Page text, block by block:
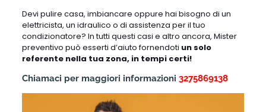
Devi pulire casa, imbiancare oppure hai bisogno di un
elettricista, un idraulico o di assistenza per il tuo
condizionatore? In tutti questi casi e altro ancora, Mister
preventivo può esserti d’aiuto fornendoti un solo
referente nella tua zona, in tempi certi!
Chiamaci per maggiori informazioni 3275869138